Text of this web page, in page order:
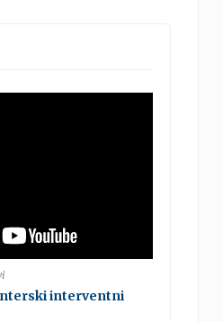
interventni